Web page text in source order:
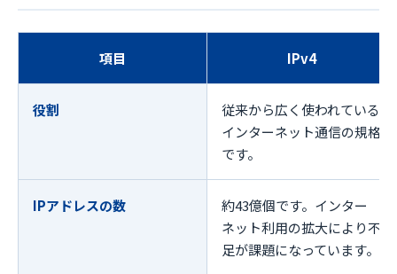
項目 IPv4
役割
従来から広く使われている
インターネット通信の規格
です。
IPアドレスの数
約43億個です。インター
ネット利用の拡大により不
足が課題になっています。